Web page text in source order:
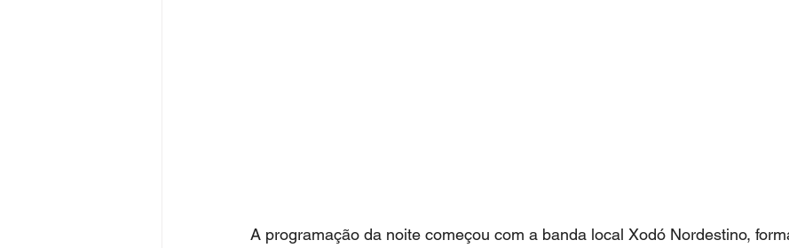
A programação da noite começou com a banda local Xodó Nordestino,